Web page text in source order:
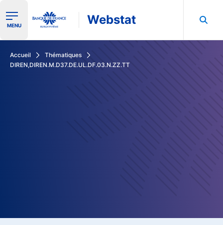
Ouvrir le menu de navigation
MENU Webstat
Accueil
Thématiques
DIREN,DIREN.M.D37.DE.UL.DF.03.N.ZZ.TT